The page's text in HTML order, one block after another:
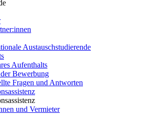
Austauschstudierende
Aufenthalts
Bewerbung
Fragen und Antworten
und Vermieter